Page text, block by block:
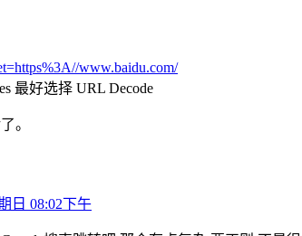
www.baidu.com/
最好选择 URL Decode
。
日 08:02下午